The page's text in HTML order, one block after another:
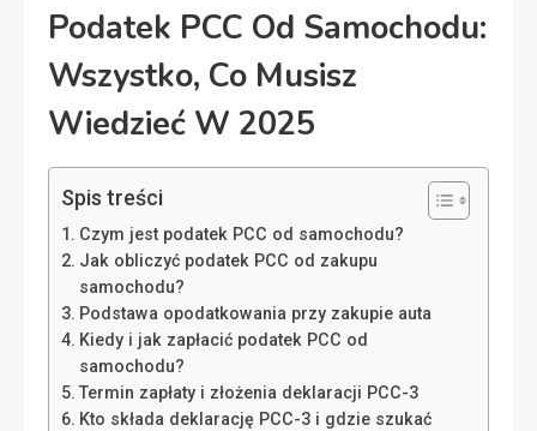
Podatek PCC Od Samochodu:
Wszystko, Co Musisz
Wiedzieć W 2025
Spis treści
Czym jest podatek PCC od samochodu?
Jak obliczyć podatek PCC od zakupu
samochodu?
Podstawa opodatkowania przy zakupie auta
Kiedy i jak zapłacić podatek PCC od
samochodu?
Termin zapłaty i złożenia deklaracji PCC-3
Kto składa deklarację PCC-3 i gdzie szukać